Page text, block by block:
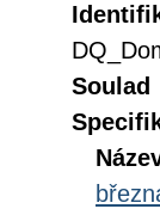
Soulad